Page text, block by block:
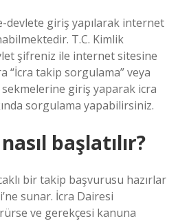
devlete giriş yapılarak internet
T.C. Kimlik
şifreniz ile internet sitesine
“İcra takip sorgulama” veya
sekmelerine giriş yaparak icra
sorgulama yapabilirsiniz.
başlatılır?
bir takip başvurusu hazırlar
sunar. İcra Dairesi
ve gerekçesi kanuna